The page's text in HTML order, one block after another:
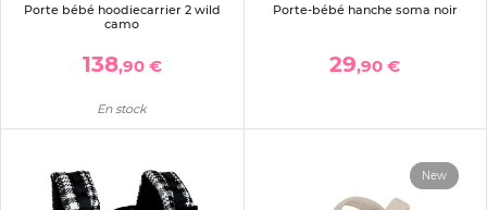
Porte bébé hoodiecarrier 2 wild
camo
138,90 €
En stock
Porte-bébé hanche soma noir
29,90 €
New